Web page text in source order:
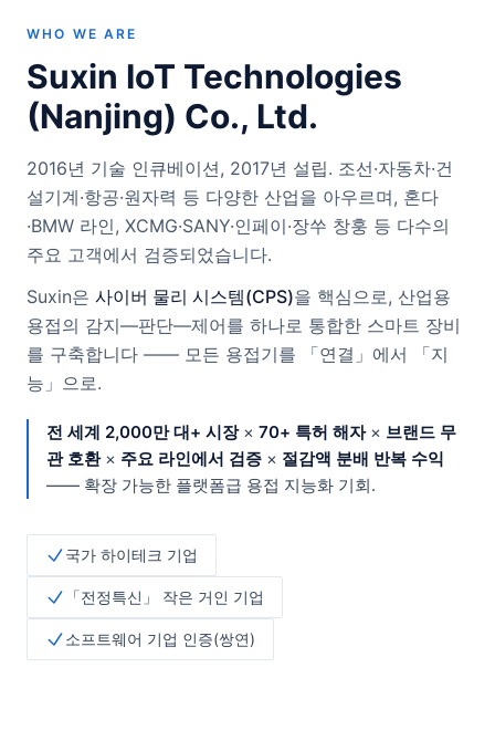
WHO WE ARE
Suxin IoT Technologies
(Nanjing) Co., Ltd.
2016년 기술 인큐베이션, 2017년 설립. 조선·자동차·건
설기계·항공·원자력 등 다양한 산업을 아우르며, 혼다
·BMW 라인, XCMG·SANY·인페이·장쑤 창훙 등 다수의
주요 고객에서 검증되었습니다.
Suxin은 사이버 물리 시스템(CPS)을 핵심으로, 산업용
용접의 감지—판단—제어를 하나로 통합한 스마트 장비
를 구축합니다 —— 모든 용접기를 「연결」에서 「지
능」으로.
전 세계 2,000만 대+ 시장× 70+ 특허 해자× 브랜드 무
관 호환× 주요 라인에서 검증 × 절감액 분배 반복 수익
—— 확장 가능한 플랫폼급 용접 지능화 기회.
국가 하이테크 기업
「전정특신」 작은 거인 기업
소프트웨어 기업 인증(쌍연)